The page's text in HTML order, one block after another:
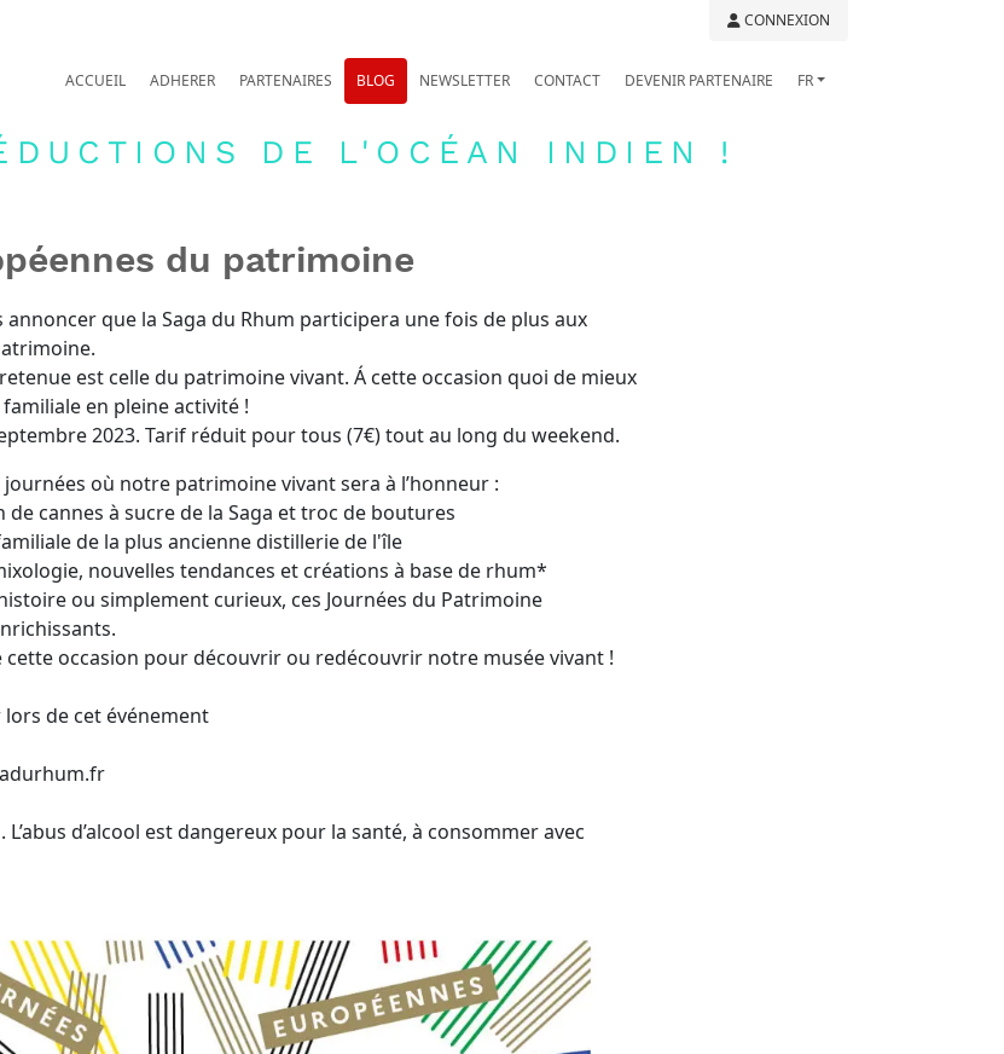
CONNEXION
ACCUEIL ADHERER PARTENAIRES BLOG NEWSLETTER CONTACT DEVENIR PARTENAIRE FR
DE L'OCÉAN INDIEN !
du patrimoine
annoncer que la Saga du Rhum participera une fois de plus aux
est celle du patrimoine vivant. Á cette occasion quoi de mieux
en pleine activité !
2023. Tarif réduit pour tous (7€) tout au long du weekend.
où notre patrimoine vivant sera à l’honneur :
cannes à sucre de la Saga et troc de boutures
de la plus ancienne distillerie de l'île
nouvelles tendances et créations à base de rhum*
ou simplement curieux, ces Journées du Patrimoine
occasion pour découvrir ou redécouvrir notre musée vivant !
de cet événement
d’alcool est dangereux pour la santé, à consommer avec